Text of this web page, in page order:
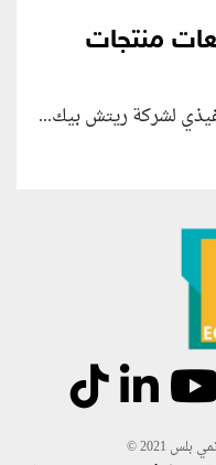
منتجات
لشركة ريتش بيك...
2021 ©